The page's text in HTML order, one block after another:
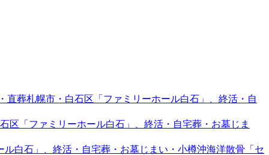
直葬札幌市・白石区「ファミリーホール白石」、終活・自
「ファミリーホール白石」、終活・自宅葬・お墓じま
白石」、終活・自宅葬・お墓じまい・小樽沖海洋散骨「セ